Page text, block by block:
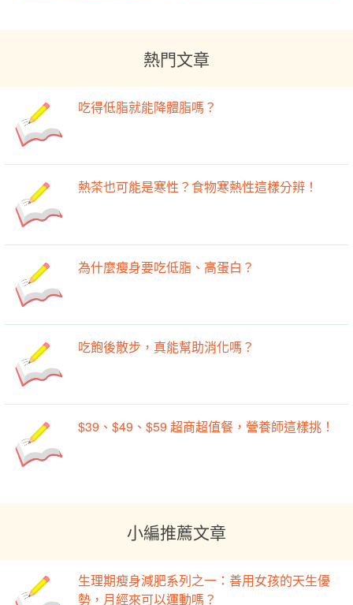
熱門文章
吃得低脂就能降體脂嗎？
熱茶也可能是寒性？食物寒熱性這樣分辨！
為什麼瘦身要吃低脂、高蛋白？
吃飽後散步，真能幫助消化嗎？
$39、$49、$59 超商超值餐，營養師這樣挑！
小編推薦文章
生理期瘦身減肥系列之一：善用女孩的天生優
勢，月經來可以運動嗎？